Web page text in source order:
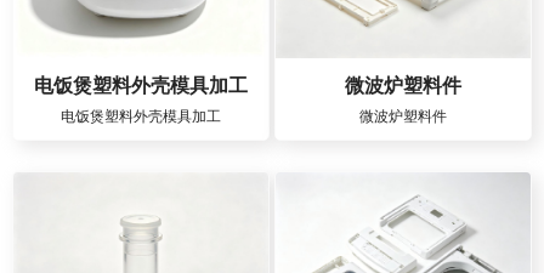
电饭煲塑料外壳模具加工
电饭煲塑料外壳模具加工
微波炉塑料件
微波炉塑料件